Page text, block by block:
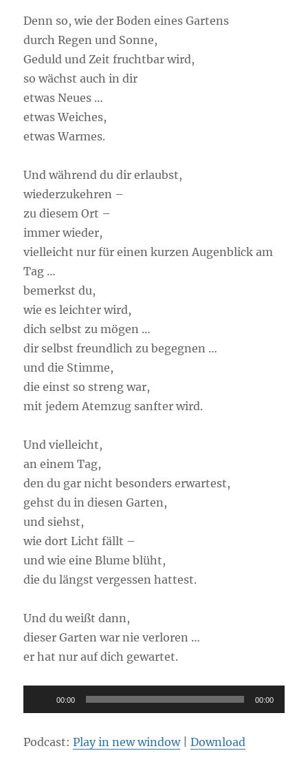
Denn so, wie der Boden eines Gartens
durch Regen und Sonne,
Geduld und Zeit fruchtbar wird,
so wächst auch in dir
etwas Neues …
etwas Weiches,
etwas Warmes.
Und während du dir erlaubst,
wiederzukehren –
zu diesem Ort –
immer wieder,
vielleicht nur für einen kurzen Augenblick am
Tag …
bemerkst du,
wie es leichter wird,
dich selbst zu mögen …
dir selbst freundlich zu begegnen …
und die Stimme,
die einst so streng war,
mit jedem Atemzug sanfter wird.
Und vielleicht,
an einem Tag,
den du gar nicht besonders erwartest,
gehst du in diesen Garten,
und siehst,
wie dort Licht fällt –
und wie eine Blume blüht,
die du längst vergessen hattest.
Und du weißt dann,
dieser Garten war nie verloren …
er hat nur auf dich gewartet.
Audio-
Player
00:00 00:00
Podcast:Play in new window|Download